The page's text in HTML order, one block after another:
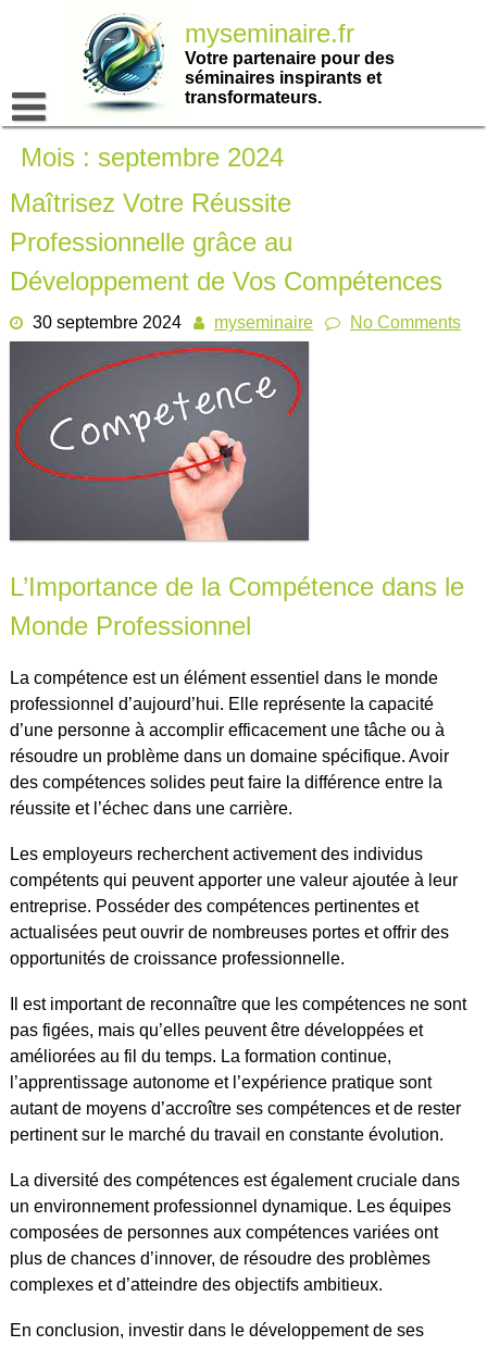
myseminaire.fr
Votre partenaire pour des
séminaires inspirants et
transformateurs.
Mois : septembre 2024
Maîtrisez Votre Réussite
Professionnelle grâce au
Développement de Vos Compétences
30 septembre 2024 myseminaire No Comments
L’Importance de la Compétence dans le
Monde Professionnel
La compétence est un élément essentiel dans le monde
professionnel d’aujourd’hui. Elle représente la capacité
d’une personne à accomplir efficacement une tâche ou à
résoudre un problème dans un domaine spécifique. Avoir
des compétences solides peut faire la différence entre la
réussite et l’échec dans une carrière.
Les employeurs recherchent activement des individus
compétents qui peuvent apporter une valeur ajoutée à leur
entreprise. Posséder des compétences pertinentes et
actualisées peut ouvrir de nombreuses portes et offrir des
opportunités de croissance professionnelle.
Il est important de reconnaître que les compétences ne sont
pas figées, mais qu’elles peuvent être développées et
améliorées au fil du temps. La formation continue,
l’apprentissage autonome et l’expérience pratique sont
autant de moyens d’accroître ses compétences et de rester
pertinent sur le marché du travail en constante évolution.
La diversité des compétences est également cruciale dans
un environnement professionnel dynamique. Les équipes
composées de personnes aux compétences variées ont
plus de chances d’innover, de résoudre des problèmes
complexes et d’atteindre des objectifs ambitieux.
En conclusion, investir dans le développement de ses